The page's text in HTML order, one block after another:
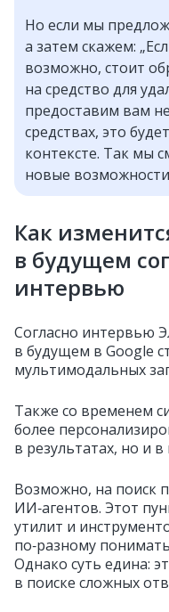
Но если мы
а затем скажем:
возможно, стоит
на средство для
предоставим вам
средствах, это
контексте. Так мы
новые
Как
в будущем
интервью
Согласно интервью
в будущем в Google
мультимодальных
Также со временем
более
в результатах, но и
Возможно, на поиск
ИИ‑агентов. Этот
утилит и
по‑разному
Однако суть едина:
в поиске сложных